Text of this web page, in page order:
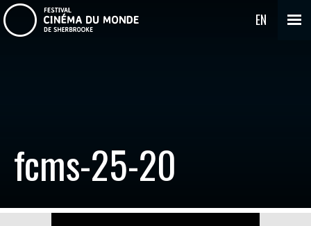
EN
fcms-25-20